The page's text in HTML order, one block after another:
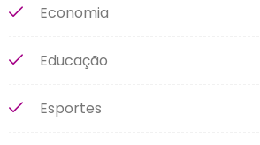
Economia
Educação
Esportes